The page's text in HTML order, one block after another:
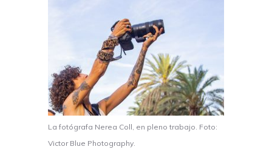
La fotógrafa Nerea Coll, en pleno trabajo. Foto:
Victor Blue Photography.